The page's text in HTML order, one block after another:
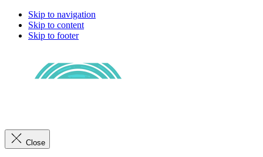
Skip to navigation
Skip to content
Skip to footer
Close